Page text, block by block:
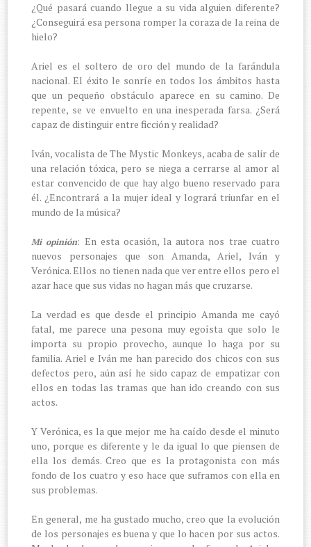
¿Qué pasará cuando llegue a su vida alguien diferente?
¿Conseguirá esa persona romper la coraza de la reina de
hielo?
Ariel es el soltero de oro del mundo de la farándula
nacional. El éxito le sonríe en todos los ámbitos hasta
que un pequeño obstáculo aparece en su camino. De
repente, se ve envuelto en una inesperada farsa. ¿Será
capaz de distinguir entre ficción y realidad?
Iván, vocalista de The Mystic Monkeys, acaba de salir de
una relación tóxica, pero se niega a cerrarse al amor al
estar convencido de que hay algo bueno reservado para
él. ¿Encontrará a la mujer ideal y logrará triunfar en el
mundo de la música?
Mi opinión: En esta ocasión, la autora nos trae cuatro
nuevos personajes que son Amanda, Ariel, Iván y
Verónica. Ellos no tienen nada que ver entre ellos pero el
azar hace que sus vidas no hagan más que cruzarse.
La verdad es que desde el principio Amanda me cayó
fatal, me parece una pesona muy egoísta que solo le
importa su propio provecho, aunque lo haga por su
familia. Ariel e Iván me han parecido dos chicos con sus
defectos pero, aún así he sido capaz de empatizar con
ellos en todas las tramas que han ido creando con sus
actos.
Y Verónica, es la que mejor me ha caído desde el minuto
uno, porque es diferente y le da igual lo que piensen de
ella los demás. Creo que es la protagonista con más
fondo de los cuatro y eso hace que suframos con ella en
sus problemas.
En general, me ha gustado mucho, creo que la evolución
de los personajes es buena y que lo hacen por sus actos.